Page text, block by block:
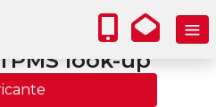
look-up